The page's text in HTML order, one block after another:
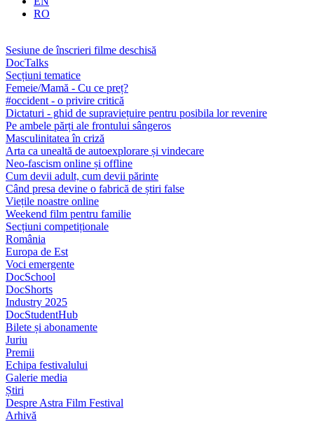
RO
Sesiune de înscrieri filme deschisă
DocTalks
Secțiuni tematice
Femeie/Mamă - Cu ce preț?
#occident - o privire critică
Dictaturi - ghid de supraviețuire pentru posibila lor revenire
Pe ambele părți ale frontului sângeros
Masculinitatea în criză
Arta ca unealtă de autoexplorare și vindecare
Neo-fascism online și offline
Cum devii adult, cum devii părinte
Când presa devine o fabrică de știri false
Viețile noastre online
Weekend film pentru familie
Secțiuni competiționale
România
Europa de Est
Voci emergente
DocSchool
DocShorts
Industry 2025
DocStudentHub
Bilete și abonamente
Juriu
Premii
Echipa festivalului
Galerie media
Știri
Despre Astra Film Festival
Arhivă